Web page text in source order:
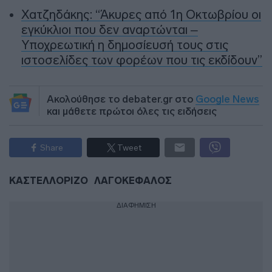
Χατζηδάκης: “Άκυρες από 1η Οκτωβρίου οι
εγκύκλιοι που δεν αναρτώνται –
Υποχρεωτική η δημοσίευσή τους στις
ιστοσελίδες των φορέων που τις εκδίδουν”
Ακολούθησε το debater.gr στο Google News
και μάθετε πρώτοι όλες τις ειδήσεις
Share Tweet
ΚΑΣΤΕΛΛΟΡΙΖΟ ΛΑΓΟΚΕΦΑΛΟΣ
ΔΙΑΦΗΜΙΣΗ